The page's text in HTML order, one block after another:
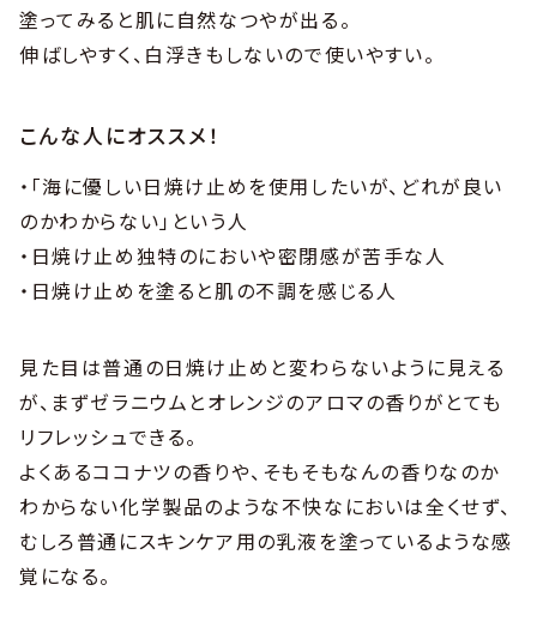
塗ってみると肌に自然なつやが出る。
伸ばしやすく、白浮きもしないので使いやすい。
こんな人にオススメ！
・「海に優しい日焼け止めを使用したいが、どれが良い
のかわからない」という人
・日焼け止め独特のにおいや密閉感が苦手な人
・日焼け止めを塗ると肌の不調を感じる人
見た目は普通の日焼け止めと変わらないように見える
が、まずゼラニウムとオレンジのアロマの香りがとても
リフレッシュできる。
よくあるココナツの香りや、そもそもなんの香りなのか
わからない化学製品のような不快なにおいは全くせず、
むしろ普通にスキンケア用の乳液を塗っているような感
覚になる。